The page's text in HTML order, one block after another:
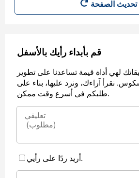
تحديث الصفحة
قم بأبداء رأيك بالأسفل
لهي أداة قيمة تساعدنا على تطوير
نقرأ آراءك، ونرد عليها، بناء على
طلبكم في أسرع وقت ممكن.
أريد ردًا على رأيي.